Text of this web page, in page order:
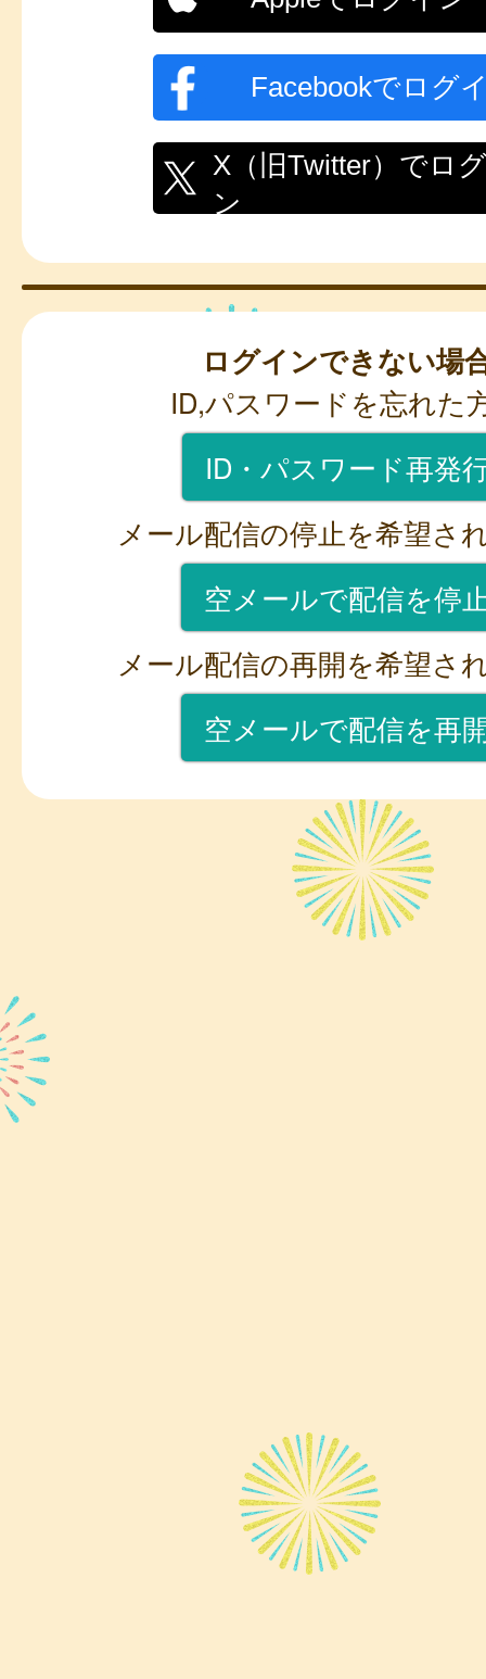
Facebookでログ
X（旧Twitter）でロ
ン
ログインできない場
ID,パスワードを忘れた
ID・パスワード再発
メール配信の停止を希望さ
空メールで配信を停
メール配信の再開を希望さ
空メールで配信を再